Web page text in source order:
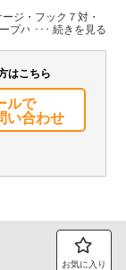
ドアロック
ジ・フック７対・
プハンガー付
はこちら
ルで
い合わせ
お気に入り